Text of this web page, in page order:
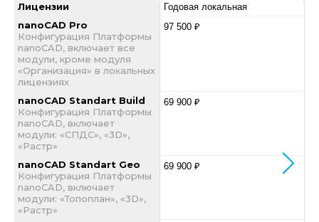
Лицензии
nanoCAD Pro
Конфигурация Платформы
nanoCAD, включает все
модули, кроме модуля
«Организация» в локальных
лицензиях
nanoCAD Standart Build
Конфигурация Платформы
nanoCAD, включает
модули: «СПДС», «3D»,
«Растр»
nanoCAD Standart Geo
Конфигурация Платформы
nanoCAD, включает
модули: «Топоплан», «3D»,
«Растр»
Годовая локальная
97 500 ₽
69 900 ₽
69 900 ₽